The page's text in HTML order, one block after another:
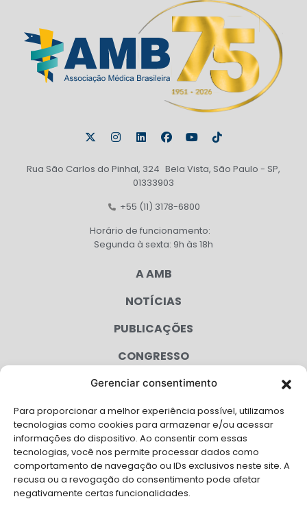
Gerenciar consentimento
Para proporcionar a melhor experiência possível, utilizamos
tecnologias como cookies para armazenar e/ou acessar
informações do dispositivo. Ao consentir com essas
tecnologias, você nos permite processar dados como
comportamento de navegação ou IDs exclusivos neste site. A
recusa ou a revogação do consentimento pode afetar
negativamente certas funcionalidades.
Rua São Carlos do Pinhal, 324 Bela Vista, São Paulo - SP,
01333903
+55 (11) 3178-6800
Horário de funcionamento:
Segunda à sexta: 9h às 18h
A AMB
NOTÍCIAS
PUBLICAÇÕES
CONGRESSO
AGENDA
CAMPANHAS
SERVIÇOS
FILIADAS
LGPD